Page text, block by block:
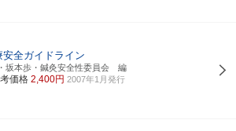
安全ガイドライン
坂本歩・鍼灸安全性委員会 編
価格 2,400円 2007年1月発行